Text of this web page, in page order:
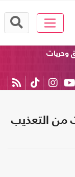
وحريات
من التعذيب